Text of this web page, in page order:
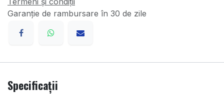
Garanție de rambursare în 30 de zile
Specificații